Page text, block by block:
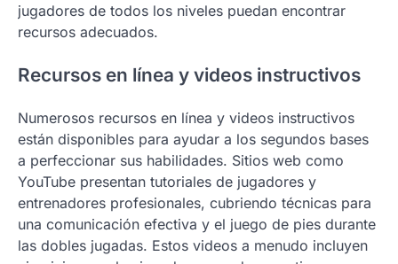
jugadores de todos los niveles puedan encontrar
recursos adecuados.
Recursos en línea y videos instructivos
Numerosos recursos en línea y videos instructivos
están disponibles para ayudar a los segundos bases
a perfeccionar sus habilidades. Sitios web como
YouTube presentan tutoriales de jugadores y
entrenadores profesionales, cubriendo técnicas para
una comunicación efectiva y el juego de pies durante
las dobles jugadas. Estos videos a menudo incluyen